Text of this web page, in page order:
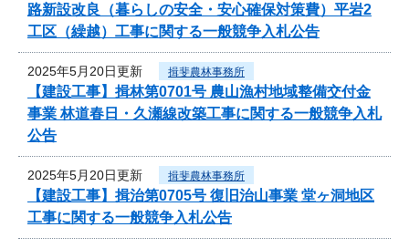
路新設改良（暮らしの安全・安心確保対策費）平岩2
工区（繰越）工事に関する一般競争入札公告
2025年5月20日更新 揖斐農林事務所
【建設工事】揖林第0701号 農山漁村地域整備交付金
事業 林道春日・久瀬線改築工事に関する一般競争入札
公告
2025年5月20日更新 揖斐農林事務所
【建設工事】揖治第0705号 復旧治山事業 堂ヶ洞地区
工事に関する一般競争入札公告